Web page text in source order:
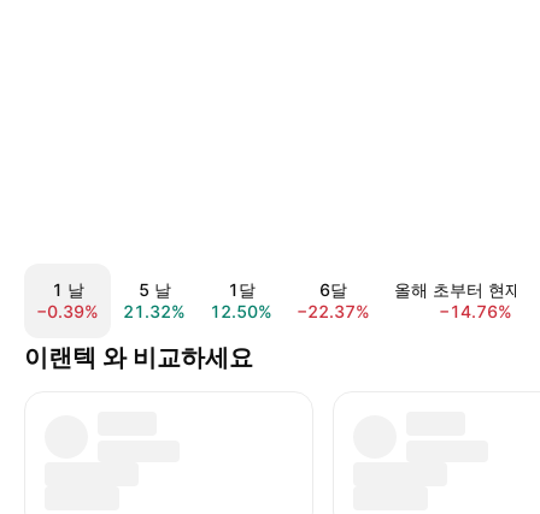
1 날
−0.39%
5 날
21.32%
1달
12.50%
6달
−22.37%
올해 초부터 현재
−14.76%
이랜텍 와 비교하세요